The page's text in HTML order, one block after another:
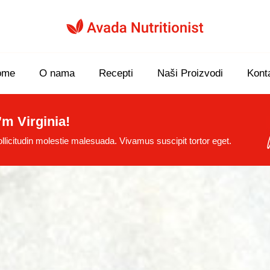
O nama Recepti Naši Proizvodi
Virginia!
molestie malesuada. Vivamus suscipit tortor eget.